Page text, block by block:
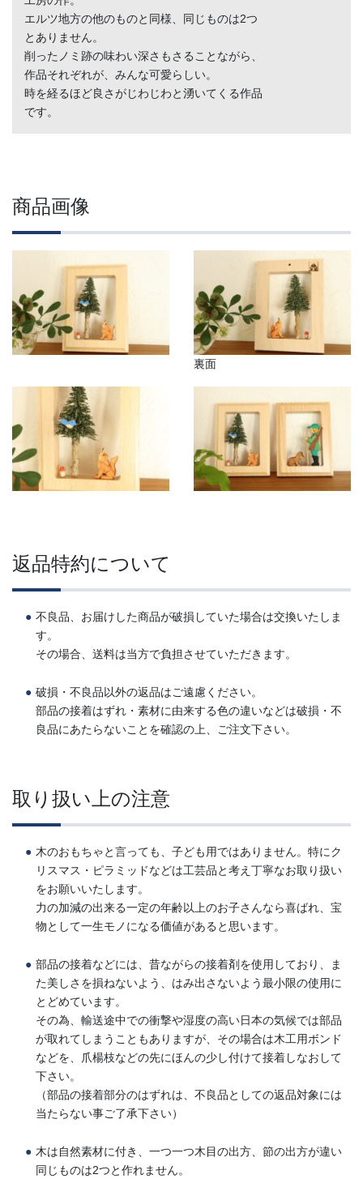
エルツ地方の他のものと同様、同じものは2つ
とありません。
削ったノミ跡の味わい深さもさることながら、
作品それぞれが、みんな可愛らしい。
時を経るほど良さがじわじわと湧いてくる作品
です。
商品画像
裏面
返品特約について
不良品、お届けした商品が破損していた場合は交換いたしま
す。
その場合、送料は当方で負担させていただきます。
破損・不良品以外の返品はご遠慮ください。
部品の接着はずれ・素材に由来する色の違いなどは破損・不
良品にあたらないことを確認の上、ご注文下さい。
取り扱い上の注意
木のおもちゃと言っても、子ども用ではありません。特にク
リスマス・ピラミッドなどは工芸品と考え丁寧なお取り扱い
をお願いいたします。
力の加減の出来る一定の年齢以上のお子さんなら喜ばれ、宝
物として一生モノになる価値があると思います。
部品の接着などには、昔ながらの接着剤を使用しており、ま
た美しさを損ねないよう、はみ出さないよう最小限の使用に
とどめています。
その為、輸送途中での衝撃や湿度の高い日本の気候では部品
が取れてしまうこともありますが、その場合は木工用ボンド
などを、爪楊枝などの先にほんの少し付けて接着しなおして
下さい。
（部品の接着部分のはずれは、不良品としての返品対象には
当たらない事ご了承下さい）
木は自然素材に付き、一つ一つ木目の出方、節の出方が違い
同じものは2つと作れません。